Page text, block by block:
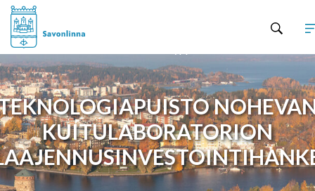
KUITULABORATORION